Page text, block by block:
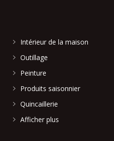
Intérieur de la maison
Outillage
Peinture
Produits saisonnier
Quincaillerie
Afficher plus